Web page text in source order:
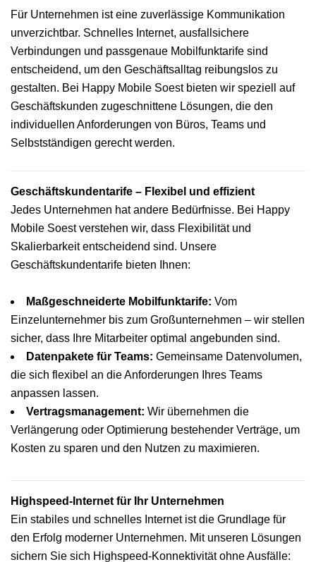
Für Unternehmen ist eine zuverlässige Kommunikation
unverzichtbar. Schnelles Internet, ausfallsichere
Verbindungen und passgenaue Mobilfunktarife sind
entscheidend, um den Geschäftsalltag reibungslos zu
gestalten. Bei Happy Mobile Soest bieten wir speziell auf
Geschäftskunden zugeschnittene Lösungen, die den
individuellen Anforderungen von Büros, Teams und
Selbstständigen gerecht werden.
Geschäftskundentarife – Flexibel und effizient
Jedes Unternehmen hat andere Bedürfnisse. Bei Happy
Mobile Soest verstehen wir, dass Flexibilität und
Skalierbarkeit entscheidend sind. Unsere
Geschäftskundentarife bieten Ihnen:
Maßgeschneiderte Mobilfunktarife: Vom
Einzelunternehmer bis zum Großunternehmen – wir stellen
sicher, dass Ihre Mitarbeiter optimal angebunden sind.
Datenpakete für Teams: Gemeinsame Datenvolumen,
die sich flexibel an die Anforderungen Ihres Teams
anpassen lassen.
Vertragsmanagement: Wir übernehmen die
Verlängerung oder Optimierung bestehender Verträge, um
Kosten zu sparen und den Nutzen zu maximieren.
Highspeed-Internet für Ihr Unternehmen
Ein stabiles und schnelles Internet ist die Grundlage für
den Erfolg moderner Unternehmen. Mit unseren Lösungen
sichern Sie sich Highspeed-Konnektivität ohne Ausfälle: